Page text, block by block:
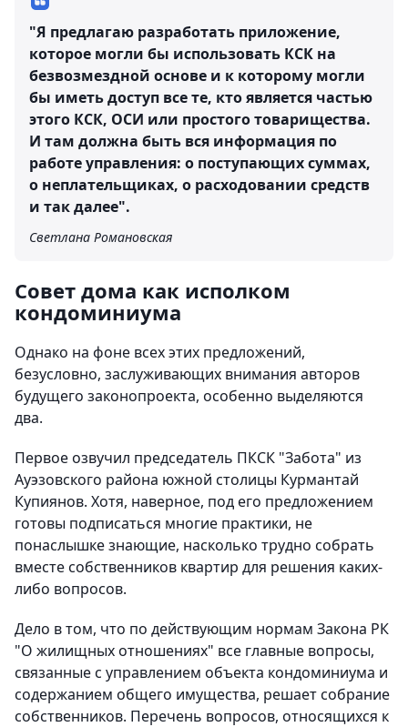
"Я предлагаю разработать приложение,
которое могли бы использовать КСК на
безвозмездной основе и к которому могли
бы иметь доступ все те, кто является частью
этого КСК, ОСИ или простого товарищества.
И там должна быть вся информация по
работе управления: о поступающих суммах,
о неплательщиках, о расходовании средств
и так далее".
Светлана Романовская
Совет дома как исполком
кондоминиума
Однако на фоне всех этих предложений,
безусловно, заслуживающих внимания авторов
будущего законопроекта, особенно выделяются
два.
Первое озвучил председатель ПКСК "Забота" из
Ауэзовского района южной столицы Курмантай
Купиянов. Хотя, наверное, под его предложением
готовы подписаться многие практики, не
понаслышке знающие, насколько трудно собрать
вместе собственников квартир для решения каких-
либо вопросов.
Дело в том, что по действующим нормам Закона РК
"О жилищных отношениях" все главные вопросы,
связанные с управлением объекта кондоминиума и
содержанием общего имущества, решает собрание
собственников. Перечень вопросов, относящихся к